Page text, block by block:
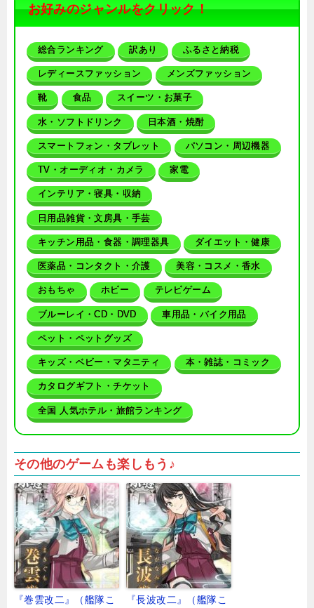
お好みのジャンルをクリック！
総合ランキング 訳あり ふるさと納税
レディースファッション メンズファッション
靴 食品 スイーツ・お菓子
水・ソフトドリンク 日本酒・焼酎
スマートフォン・タブレット パソコン・周辺機器
TV・オーディオ・カメラ 家電
インテリア・寝具・収納
日用品雑貨・文房具・手芸
キッチン用品・食器・調理器具 ダイエット・健康
医薬品・コンタクト・介護 美容・コスメ・香水
おもちゃ ホビー テレビゲーム
ブルーレイ・CD・DVD 車用品・バイク用品
ペット・ペットグッズ
キッズ・ベビー・マタニティ 本・雑誌・コミック
カタログギフト・チケット
全国 人気ホテル・旅館ランキング
その他のゲームも楽しもう♪
『巻雲改二』（艦隊こ
『長波改二』（艦隊こ